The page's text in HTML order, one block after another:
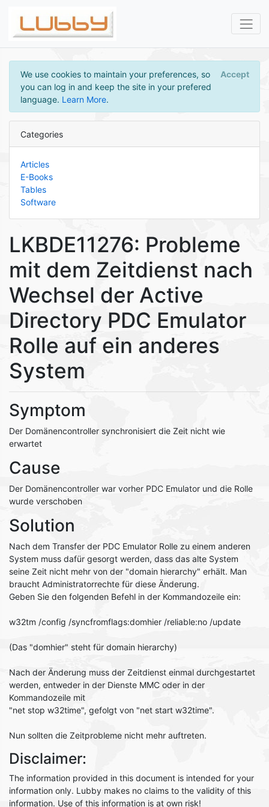
We use cookies to maintain your preferences, so
you can log in and keep the site in your prefered
language. Learn More.
Accept
Categories
Articles
E-Books
Tables
Software
LKBDE11276: Probleme
mit dem Zeitdienst nach
Wechsel der Active
Directory PDC Emulator
Rolle auf ein anderes
System
Symptom
Der Domänencontroller synchronisiert die Zeit nicht wie
erwartet
Cause
Der Domänencontroller war vorher PDC Emulator und die Rolle
wurde verschoben
Solution
Nach dem Transfer der PDC Emulator Rolle zu einem anderen
System muss dafür gesorgt werden, dass das alte System
seine Zeit nicht mehr von der "domain hierarchy" erhält. Man
braucht Administratorrechte für diese Änderung.
Geben Sie den folgenden Befehl in der Kommandozeile ein:
w32tm /config /syncfromflags:domhier /reliable:no /update
(Das "domhier" steht für domain hierarchy)
Nach der Änderung muss der Zeitdienst einmal durchgestartet
werden, entweder in der Dienste MMC oder in der
Kommandozeile mit
"net stop w32time", gefolgt von "net start w32time".
Nun sollten die Zeitprobleme nicht mehr auftreten.
Disclaimer:
The information provided in this document is intended for your
information only. Lubby makes no claims to the validity of this
information. Use of this information is at own risk!